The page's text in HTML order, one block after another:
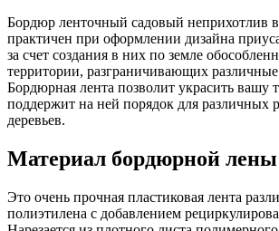
Бордюр ленточный садовый неприхотлив
практичен при оформлении дизайна
за счет создания в них по земле
территории, разграничивающих
Бордюрная лента позволит украсить вашу
поддержит на ней порядок для различных
деревьев.
Материал бордюрной
Это очень прочная пластиковая лента
полиэтилена с добавлением